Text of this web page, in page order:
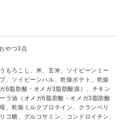
やつ3点
もろこし、米、玄米、ソイビーンミー
、ソイビーンハル、乾燥ポテト、乾燥
6脂肪酸・オメガ3脂肪酸源）、チキン
ラ油（オメガ6脂肪酸・オメガ3脂肪酸
、乾燥ミルクプロテイン、クランベリ
ゴ糖、グルコサミン、コンドロイチン、